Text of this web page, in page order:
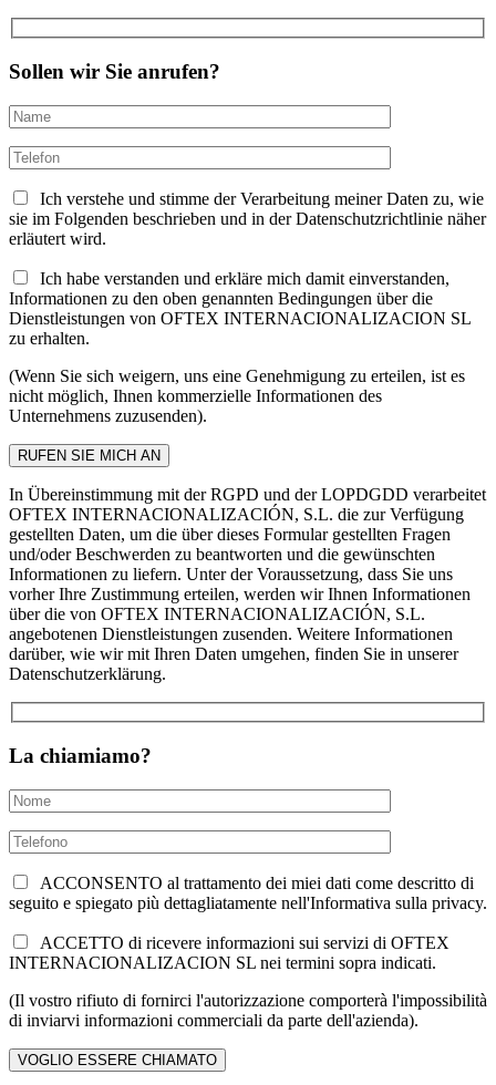
Sollen wir Sie anrufen?
Ich verstehe und stimme der Verarbeitung meiner Daten zu, wie
sie im Folgenden beschrieben und in der Datenschutzrichtlinie näher
erläutert wird.
Ich habe verstanden und erkläre mich damit einverstanden,
Informationen zu den oben genannten Bedingungen über die
Dienstleistungen von OFTEX INTERNACIONALIZACION SL
zu erhalten.
(Wenn Sie sich weigern, uns eine Genehmigung zu erteilen, ist es
nicht möglich, Ihnen kommerzielle Informationen des
Unternehmens zuzusenden).
In Übereinstimmung mit der RGPD und der LOPDGDD verarbeitet
OFTEX INTERNACIONALIZACIÓN, S.L. die zur Verfügung
gestellten Daten, um die über dieses Formular gestellten Fragen
und/oder Beschwerden zu beantworten und die gewünschten
Informationen zu liefern. Unter der Voraussetzung, dass Sie uns
vorher Ihre Zustimmung erteilen, werden wir Ihnen Informationen
über die von OFTEX INTERNACIONALIZACIÓN, S.L.
angebotenen Dienstleistungen zusenden. Weitere Informationen
darüber, wie wir mit Ihren Daten umgehen, finden Sie in unserer
Datenschutzerklärung.
La chiamiamo?
ACCONSENTO al trattamento dei miei dati come descritto di
seguito e spiegato più dettagliatamente nell'Informativa sulla privacy.
ACCETTO di ricevere informazioni sui servizi di OFTEX
INTERNACIONALIZACION SL nei termini sopra indicati.
(Il vostro rifiuto di fornirci l'autorizzazione comporterà l'impossibilità
di inviarvi informazioni commerciali da parte dell'azienda).